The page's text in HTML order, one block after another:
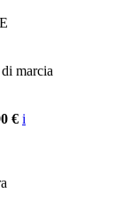
marcia
€ i